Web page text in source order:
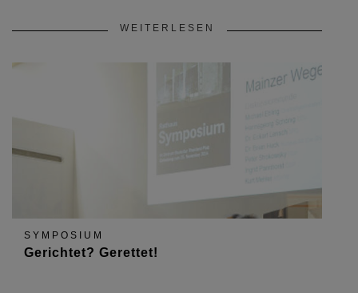
WEITERLESEN
SYMPOSIUM
Gerichtet? Gerettet!